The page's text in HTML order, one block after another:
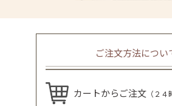
ご注文方法につい
カートからご注文 （２４